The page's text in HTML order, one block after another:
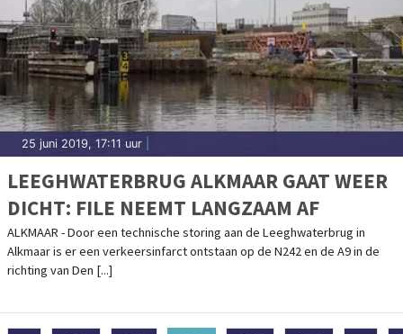
25 juni 2019, 17:11 uur
LEEGHWATERBRUG ALKMAAR GAAT WEER
DICHT: FILE NEEMT LANGZAAM AF
ALKMAAR - Door een technische storing aan de Leeghwaterbrug in
Alkmaar is er een verkeersinfarct ontstaan op de N242 en de A9 in de
richting van Den [...]